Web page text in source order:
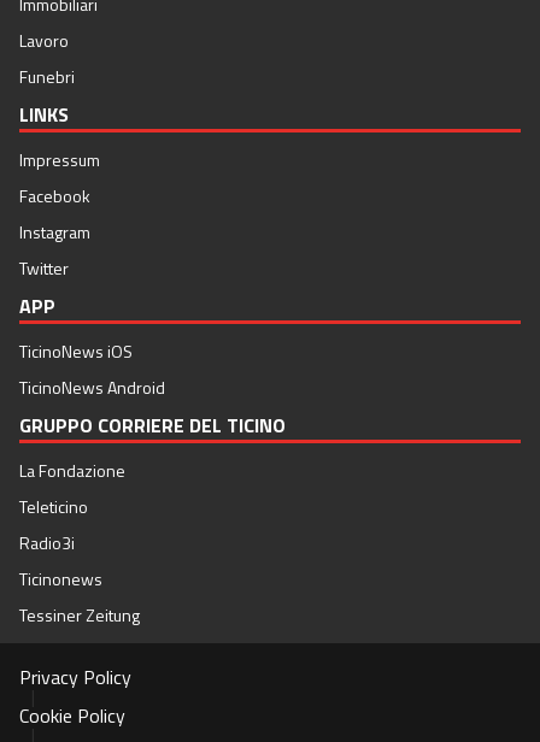
Lavoro
Funebri
LINKS
Impressum
Facebook
Instagram
Twitter
APP
TicinoNews iOS
TicinoNews Android
GRUPPO CORRIERE DEL TICINO
La Fondazione
Teleticino
Radio3i
Ticinonews
Tessiner Zeitung
Privacy Policy
Cookie Policy